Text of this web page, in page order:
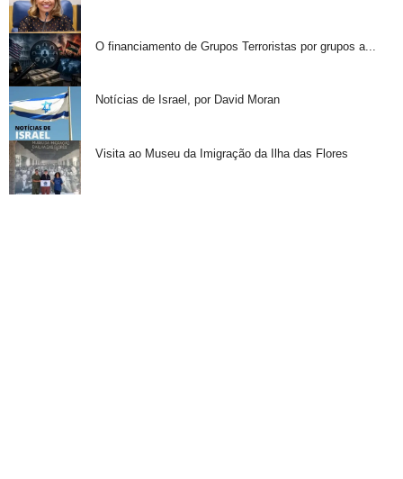
O financiamento de Grupos Terroristas por grupos a...
Notícias de Israel, por David Moran
Visita ao Museu da Imigração da Ilha das Flores